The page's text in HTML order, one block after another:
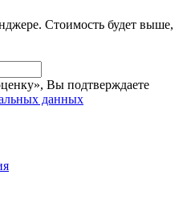
Стоимость будет выше,
Вы подтверждаете
данных